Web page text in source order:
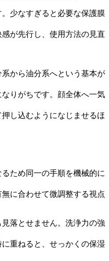
少なすぎると必要な保護膜
が先行し、使用方法の見直
から油分系へという基本が
りがちです。顔全体へ一気
し込むようになじませるほ
ため同一の手順を機械的に
に合わせて微調整する視点
落とせません。洗浄力の強
重ねると、せっかくの保湿